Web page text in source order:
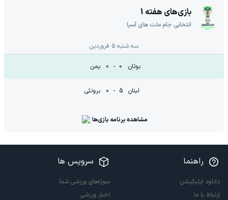
بازی‌های هفته 1
انتخابی جام ملت های آسیا
سه شنبه 5 فروردين
بوتان 0
-
0 یمن
لبنان 5
-
0 برونئی
مشاهده برنامه بازی‌ها
راهنما
دانلود اپلیکیشن
ارتباط با ما
سرویس ها
سوژه‌های ورزشی شما
اخبار ورزشی